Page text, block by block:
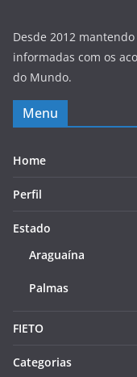
Desde 2012
informadas com os
do Mundo.
Menu
Home
Perfil
Estado
Araguaína
Palmas
FIETO
Categorias